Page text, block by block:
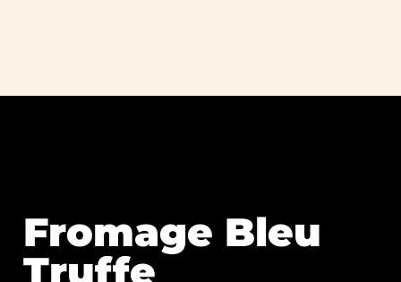
Fromage Bleu
Truffe